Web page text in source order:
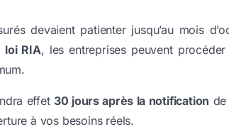
devaient patienter jusqu’au mois
loi RIA, les entreprises peuvent
effet 30 jours après la notification
à vos besoins réels.